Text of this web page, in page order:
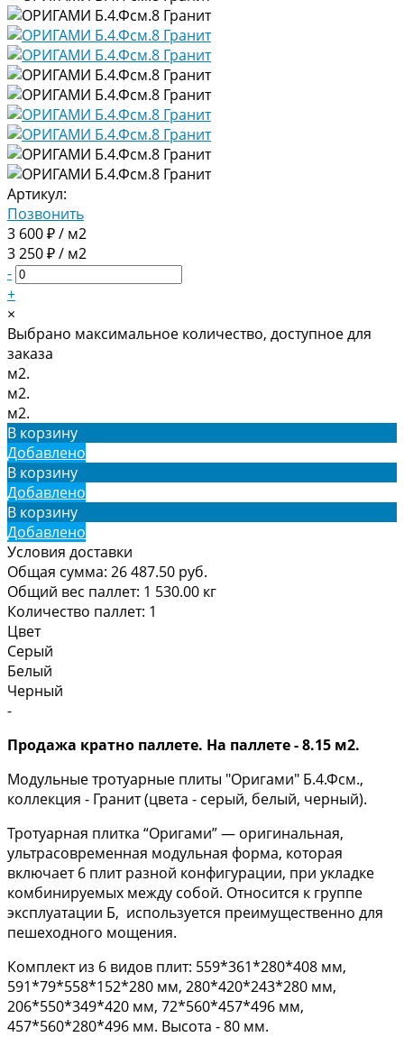
Артикул:
Позвонить
3 600 ₽ / м2
3 250 ₽ / м2
-
+
×
Выбрано максимальное количество, доступное для
заказа
м2.
м2.
м2.
В корзину
Добавлено
В корзину
Добавлено
В корзину
Добавлено
Условия доставки
Общая сумма: 26 487.50 руб.
Общий вес паллет: 1 530.00 кг
Количество паллет: 1
Цвет
Серый
Белый
Черный
-
Продажа кратно паллете. На паллете - 8.15 м2.
Модульные тротуарные плиты "Оригами" Б.4.Фсм.,
коллекция - Гранит (цвета - серый, белый, черный).
Тротуарная плитка “Оригами” — оригинальная,
ультрасовременная модульная форма, которая
включает 6 плит разной конфигурации, при укладке
комбинируемых между собой. Относится к группе
эксплуатации Б, используется преимущественно для
пешеходного мощения.
Комплект из 6 видов плит: 559*361*280*408 мм,
591*79*558*152*280 мм, 280*420*243*280 мм,
206*550*349*420 мм, 72*560*457*496 мм,
457*560*280*496 мм. Высота - 80 мм.